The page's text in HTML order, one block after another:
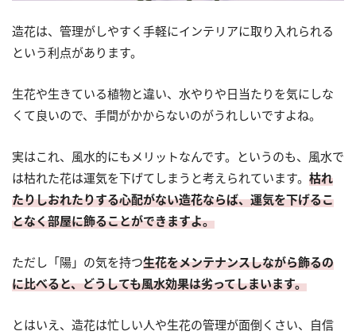
造花は、管理がしやすく手軽にインテリアに取り入れられる
という利点があります。
生花や生きている植物と違い、水やりや日当たりを気にしな
くて良いので、手間がかからないのがうれしいですよね。
実はこれ、風水的にもメリットなんです。というのも、風水で
は枯れた花は運気を下げてしまうと考えられています。 枯れ
たりしおれたりする心配がない造花ならば、運気を下げるこ
となく部屋に飾ることができますよ。
ただし「陽」の気を持つ生花をメンテナンスしながら飾るの
に比べると、どうしても風水効果は劣ってしまいます。
とはいえ、造花は忙しい人や生花の管理が面倒くさい、自信